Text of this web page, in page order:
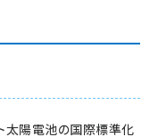
太陽電池の国際標準化